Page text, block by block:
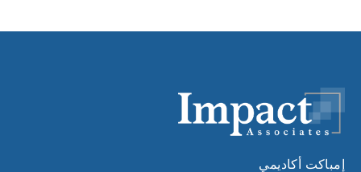
إمباكت أكاديمي